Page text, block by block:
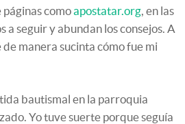
comoapostatar.org , en las
a seguir y abundan los consejos. A
manera sucinta cómo fue mi
bautismal en la parroquia
Yo tuve suerte porque seguía